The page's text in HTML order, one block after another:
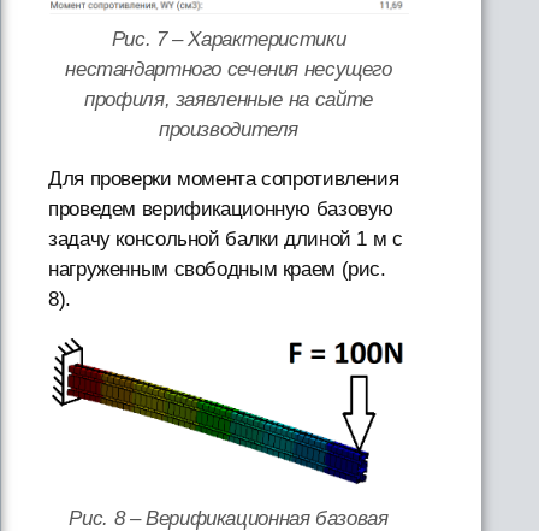
Рис. 7 – Характеристики
нестандартного сечения несущего
профиля, заявленные на сайте
производителя
Для проверки момента сопротивления
проведем верификационную базовую
задачу консольной балки длиной 1 м с
нагруженным свободным краем (рис.
8).
Рис. 8 – Верификационная базовая